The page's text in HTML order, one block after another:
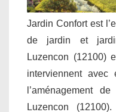
Jardin Confort est
de jardin et
Luzencon (12100)
interviennent avec
l’aménagement
Luzencon